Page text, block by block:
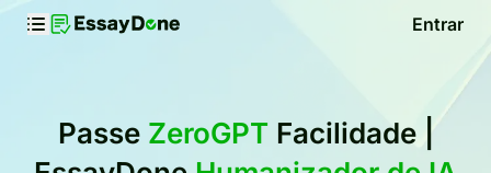
Entrar
Passe ZeroGPTFacilidade |